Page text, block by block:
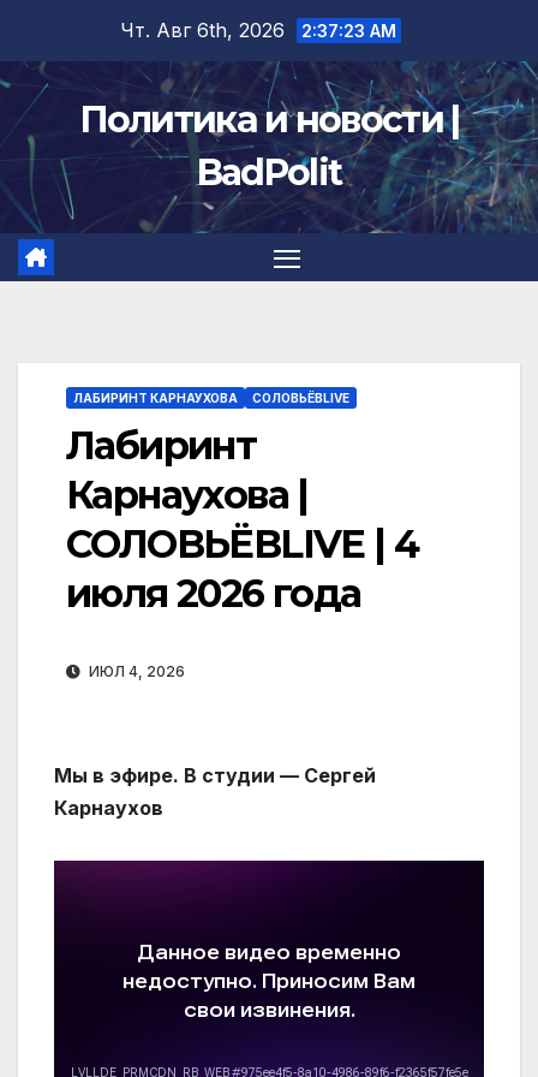
содержимому
Чт. Авг 6th, 2026 2:37:24 AM
Политика и новости |
BadPolit
ЛАБИРИНТ КАРНАУХОВА СОЛОВЬЁВLIVE
Лабиринт
Карнаухова |
СОЛОВЬЁВLIVE | 4
июля 2026 года
ИЮЛ 4, 2026
Мы в эфире. В студии — Сергей
Карнаухов